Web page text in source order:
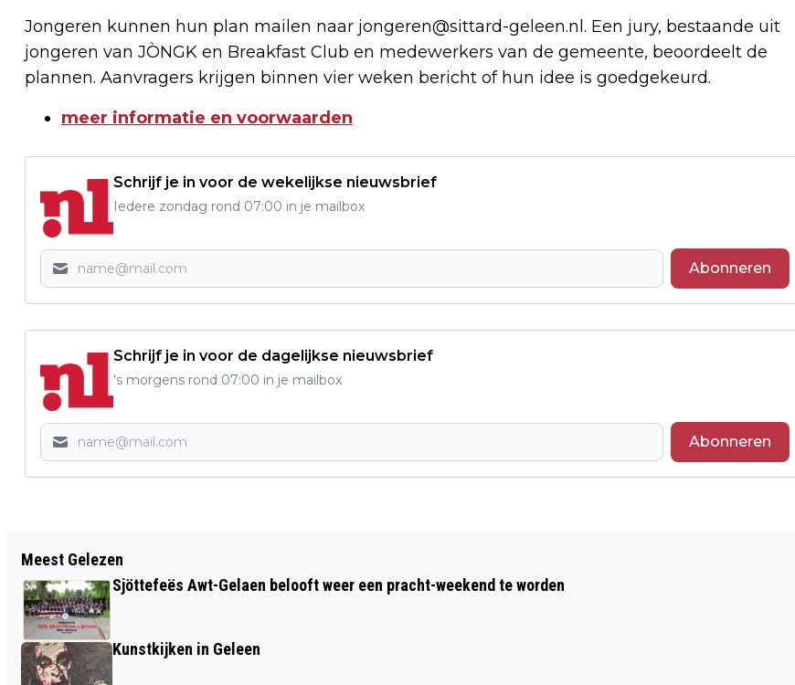
Jongeren kunnen hun plan mailen naar jongeren@sittard-geleen.nl . Een jury, bestaande uit
jongeren van JÒNGK en Breakfast Club en medewerkers van de gemeente, beoordeelt de
plannen. Aanvragers krijgen binnen vier weken bericht of hun idee is goedgekeurd.
meer informatie en voorwaarden
Schrijf je in voor de wekelijkse nieuwsbrief
Iedere zondag rond 07:00 in je mailbox
Abonneren
Schrijf je in voor de dagelijkse nieuwsbrief
's morgens rond 07:00 in je mailbox
Abonneren
WONINGTEKORT LOOPT KOMENDE
JAREN NAAR VERWACHTING VERDER OP
INCIDENTEN
Meest Gelezen
Sjöttefeës Awt-Gelaen belooft weer een pracht-weekend te worden
Kunstkijken in Geleen